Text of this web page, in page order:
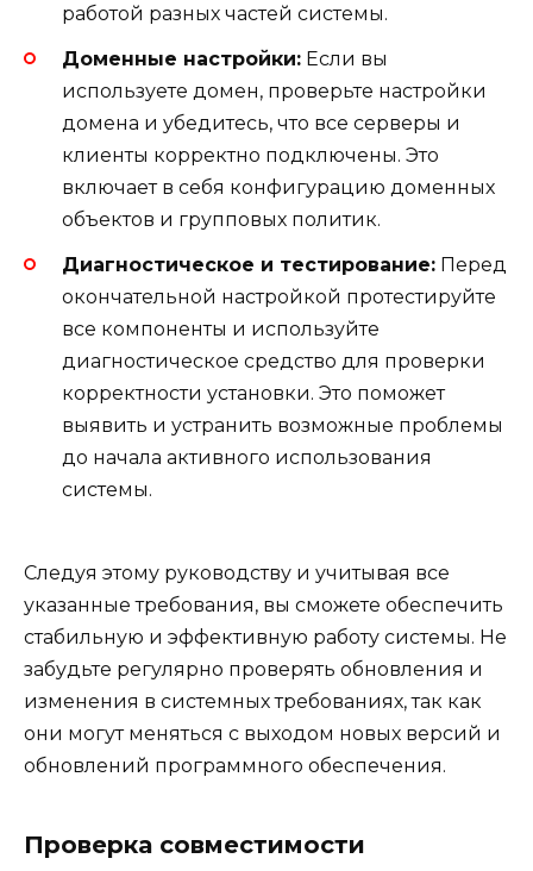
работой разных частей системы.
Доменные настройки: Если вы
используете домен, проверьте настройки
домена и убедитесь, что все серверы и
клиенты корректно подключены. Это
включает в себя конфигурацию доменных
объектов и групповых политик.
Диагностическое и тестирование: Перед
окончательной настройкой протестируйте
все компоненты и используйте
диагностическое средство для проверки
корректности установки. Это поможет
выявить и устранить возможные проблемы
до начала активного использования
системы.
Следуя этому руководству и учитывая все
указанные требования, вы сможете обеспечить
стабильную и эффективную работу системы. Не
забудьте регулярно проверять обновления и
изменения в системных требованиях, так как
они могут меняться с выходом новых версий и
обновлений программного обеспечения.
Проверка совместимости